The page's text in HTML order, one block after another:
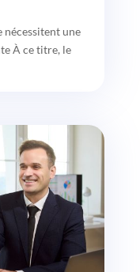
nécessitent une
À ce titre, le